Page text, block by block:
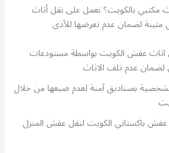
مكتبي بالكويت؟ نعمل على نقل أثاث
متينة لضمان عدم تعرضها للأذى
اثاث عفش الكويت بواسطة مستودعات
لضمان عدم تلف الاثاث
بصناديق آمنة لعدم ضيعها من خلال
باكستاني الكويت لنقل عفش المنزل